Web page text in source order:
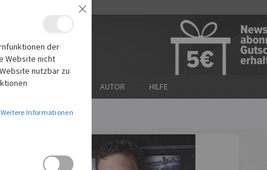
AUTOR HILFE
IN RESOLVE WORKSHOP
Schließen
der
Website nicht
nutzbar zu
Weitere Informationen